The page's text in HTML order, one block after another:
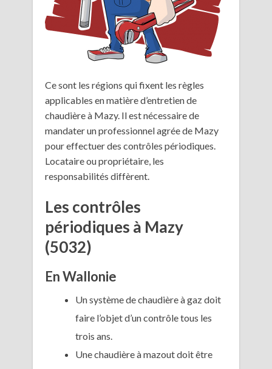
Ce sont les régions qui fixent les règles
applicables en matière d’entretien de
chaudière à Mazy. Il est nécessaire de
mandater un professionnel agrée de Mazy
pour effectuer des contrôles périodiques.
Locataire ou propriétaire, les
responsabilités diffèrent.
Les contrôles
périodiques à Mazy
(5032)
En Wallonie
Un système de chaudière à gaz doit
faire l’objet d’un contrôle tous les
trois ans.
Une chaudière à mazout doit être